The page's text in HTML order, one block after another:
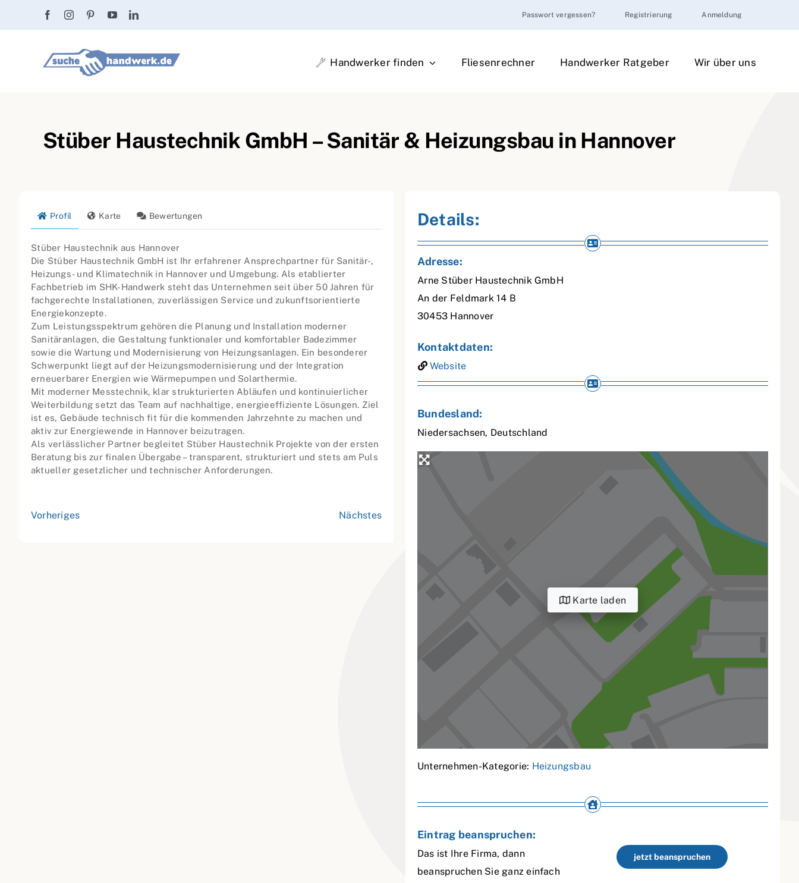
Passwort vergessen? Registrierung Anmeldung
Handwerker finden Fliesenrechner Handwerker Ratgeber Wir über uns
Stüber Haustechnik GmbH – Sanitär & Heizungsbau in Hannover
Profil Karte Bewertungen
Stüber Haustechnik aus Hannover
Die Stüber Haustechnik GmbH ist Ihr erfahrener Ansprechpartner für Sanitär-,
Heizungs- und Klimatechnik in Hannover und Umgebung. Als etablierter
Fachbetrieb im SHK-Handwerk steht das Unternehmen seit über 50 Jahren für
fachgerechte Installationen, zuverlässigen Service und zukunftsorientierte
Energiekonzepte.
Zum Leistungsspektrum gehören die Planung und Installation moderner
Sanitäranlagen, die Gestaltung funktionaler und komfortabler Badezimmer
sowie die Wartung und Modernisierung von Heizungsanlagen. Ein besonderer
Schwerpunkt liegt auf der Heizungsmodernisierung und der Integration
erneuerbarer Energien wie Wärmepumpen und Solarthermie.
Mit moderner Messtechnik, klar strukturierten Abläufen und kontinuierlicher
Weiterbildung setzt das Team auf nachhaltige, energieeffiziente Lösungen. Ziel
ist es, Gebäude technisch fit für die kommenden Jahrzehnte zu machen und
aktiv zur Energiewende in Hannover beizutragen.
Als verlässlicher Partner begleitet Stüber Haustechnik Projekte von der ersten
Beratung bis zur finalen Übergabe – transparent, strukturiert und stets am Puls
aktueller gesetzlicher und technischer Anforderungen.
Vorheriges Nächstes
Details:
Adresse:
Arne Stüber Haustechnik GmbH
An der Feldmark 14 B
30453 Hannover
Kontaktdaten:
Website
Bundesland:
Niedersachsen, Deutschland
Karte laden
Unternehmen-Kategorie: Heizungsbau
Eintrag beanspruchen:
Das ist Ihre Firma, dann
beanspruchen Sie ganz einfach
jetzt beanspruchen